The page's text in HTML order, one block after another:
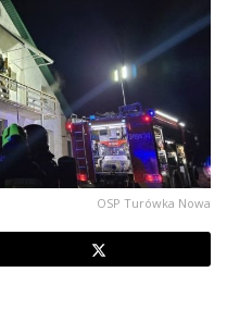
OSP Turówka Nowa